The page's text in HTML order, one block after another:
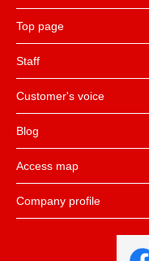
Top page
Staff
Customer's voice
Blog
Access map
Company profile